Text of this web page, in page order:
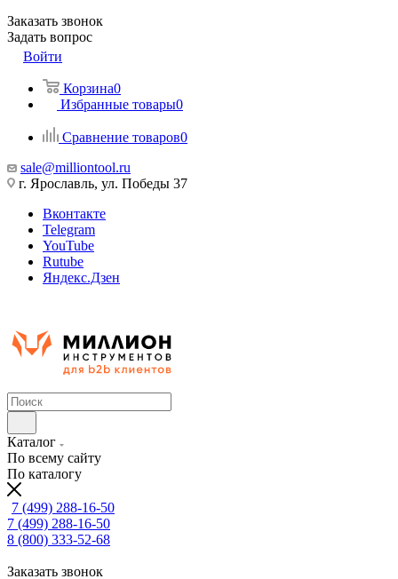
Заказать звонок
Задать вопрос
Войти
Корзина0
Избранные товары0
Сравнение товаров0
sale@milliontool.ru
г. Ярославль, ул. Победы 37
Вконтакте
Telegram
YouTube
Rutube
Яндекс.Дзен
Каталог
По всему сайту
По каталогу
7 (499) 288-16-50
7 (499) 288-16-50
8 (800) 333-52-68
Заказать звонок